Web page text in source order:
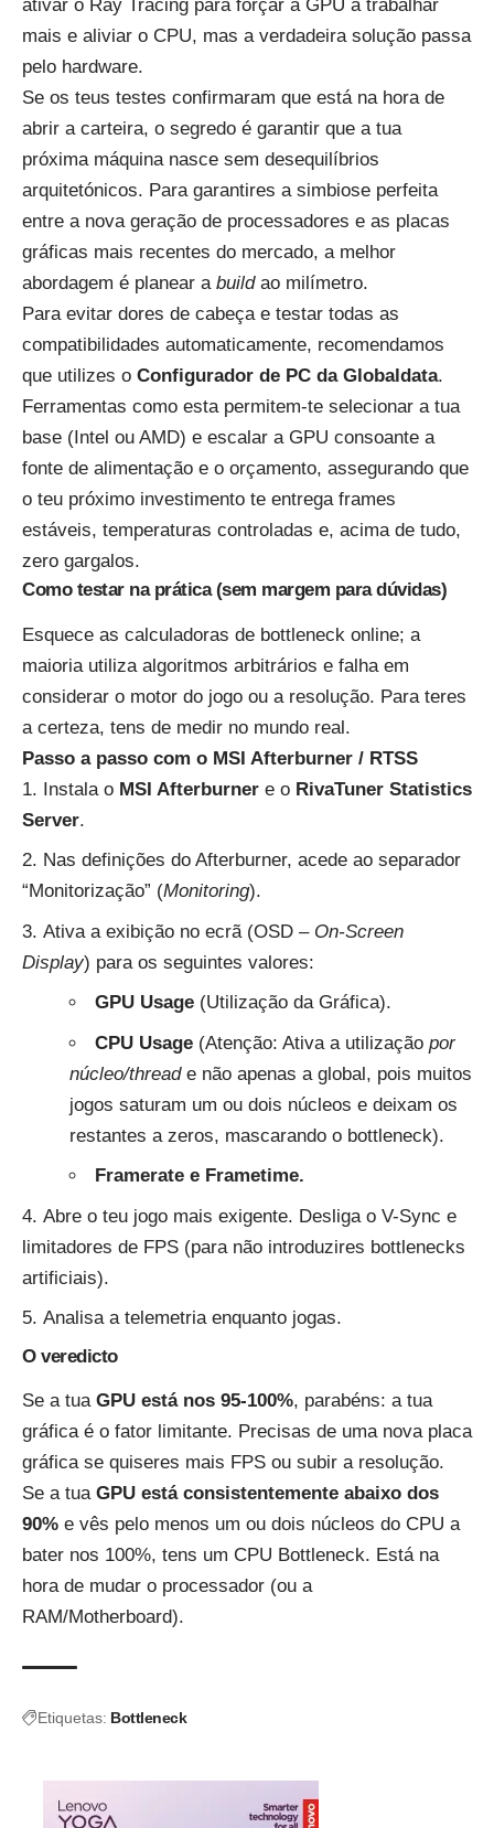
ativar o Ray Tracing para forçar a GPU a trabalhar
mais e aliviar o CPU, mas a verdadeira solução passa
pelo hardware.
Se os teus testes confirmaram que está na hora de
abrir a carteira, o segredo é garantir que a tua
próxima máquina nasce sem desequilíbrios
arquitetónicos. Para garantires a simbiose perfeita
entre a nova geração de processadores e as placas
gráficas mais recentes do mercado, a melhor
abordagem é planear a buildao milímetro.
Para evitar dores de cabeça e testar todas as
compatibilidades automaticamente, recomendamos
que utilizes o Configurador de PC da Globaldata.
Ferramentas como esta permitem-te selecionar a tua
base (Intel ou AMD) e escalar a GPU consoante a
fonte de alimentação e o orçamento, assegurando que
o teu próximo investimento te entrega frames
estáveis, temperaturas controladas e, acima de tudo,
zero gargalos.
Como testar na prática (sem margem para dúvidas)
Esquece as calculadoras de bottleneck online; a
maioria utiliza algoritmos arbitrários e falha em
considerar o motor do jogo ou a resolução. Para teres
a certeza, tens de medir no mundo real.
Passo a passo com o MSI Afterburner / RTSS
Instala o MSI Afterburner e o RivaTuner Statistics
Server.
Nas definições do Afterburner, acede ao separador
“Monitorização” (Monitoring).
Ativa a exibição no ecrã (OSD – On-Screen
Display) para os seguintes valores:
GPU Usage(Utilização da Gráfica).
CPU Usage(Atenção: Ativa a utilização por
núcleo/threade não apenas a global, pois muitos
jogos saturam um ou dois núcleos e deixam os
restantes a zeros, mascarando o bottleneck).
Framerate e Frametime.
Abre o teu jogo mais exigente. Desliga o V-Sync e
limitadores de FPS (para não introduzires bottlenecks
artificiais).
Analisa a telemetria enquanto jogas.
O veredicto
Se a tua GPU está nos 95-100%, parabéns: a tua
gráfica é o fator limitante. Precisas de uma nova placa
gráfica se quiseres mais FPS ou subir a resolução.
Se a tua GPU está consistentemente abaixo dos
90% e vês pelo menos um ou dois núcleos do CPU a
bater nos 100%, tens um CPU Bottleneck. Está na
hora de mudar o processador (ou a
RAM/Motherboard).
Etiquetas: Bottleneck